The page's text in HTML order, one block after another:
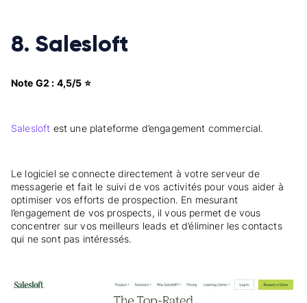
8. Salesloft
Note G2 : 4,5/5 ⭐
Salesloft est une plateforme d’engagement commercial.
Le logiciel se connecte directement à votre serveur de
messagerie et fait le suivi de vos activités pour vous aider à
optimiser vos efforts de prospection. En mesurant
l’engagement de vos prospects, il vous permet de vous
concentrer sur vos meilleurs leads et d’éliminer les contacts
qui ne sont pas intéressés.